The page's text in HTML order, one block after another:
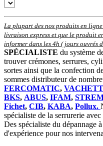
La plupart des nos produits en
livraison express et que le produit
informer dans les 4h ( jours ouvrés
SPÉCIALISTE du système
trouver crémones, serrures,
sortes ainsi que la confection
sommes distributeur de
FERCOMATIC,
BKS, ABUS, IFAM,
Fichet, CIB, KABA, Pollux.
spécialiste de la serrurerie
Des spécialiste du dépannage
d'expérience pour nos